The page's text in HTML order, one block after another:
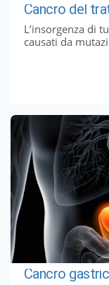
Cancro del
L’insorgenza di
causati da
Cancro